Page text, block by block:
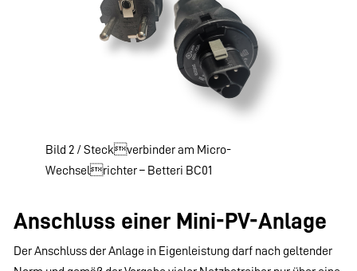
Bild 2 / Steckverbinder am Micro-
Wechselrichter – Betteri BC01
Anschluss einer Mini-PV-Anlage
Der Anschluss der Anlage in Eigenleistung darf nach geltender